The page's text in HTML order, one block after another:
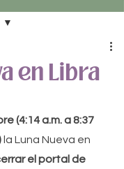
en Libra
(4:14 a.m. a 8:37
la Luna Nueva en
el portal de